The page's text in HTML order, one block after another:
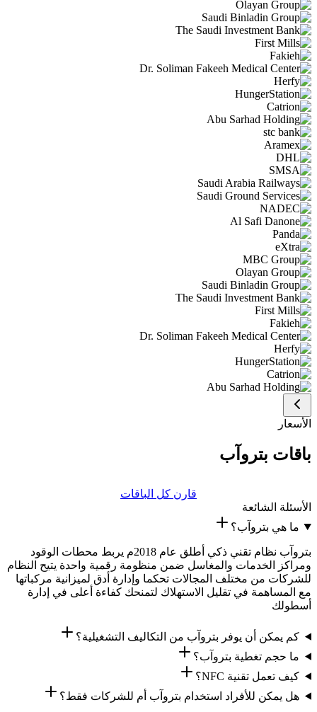
الأسعار
باقات بتروآب
قارن كل الباقات
الأسئلة الشائعة
ما هي بتروآب؟
بتروآب نظام تقني ذكي أطلق عام 2018م يربط محطات الوقود
ومراكز الخدمات والمغاسل ضمن منظومة رقمية واحدة يتيح النظام
للشركات من مختلف المجالات تحكما وإدارة أدق لميزانية مركباتها
مع المساهمة في تقليل الاستهلاك لتمنحك كفاءة أعلى في إدارة
أسطولك
كم يمكن أن يوفر بتروآب من التكاليف التشغيلية؟
ما حجم تغطية بتروآب؟
كيف تعمل تقنية NFC؟
هل يمكن للأفراد استخدام بتروآب أم للشركات فقط؟